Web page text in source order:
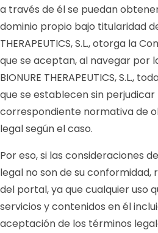
a través de él se puedan
dominio propio bajo titularidad de
THERAPEUTICS, S.L., otorga la
que se aceptan, al navegar por
BIONURE THERAPEUTICS, S.L.,
que se establecen sin
correspondiente normativa de
legal según el caso.
Por eso, si las consideraciones
legal no son de su conformidad,
del portal, ya que cualquier uso
servicios y contenidos en él
aceptación de los términos